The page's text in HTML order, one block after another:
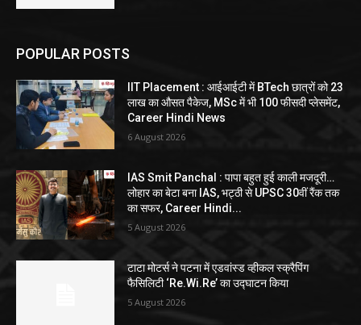
POPULAR POSTS
IIT Placement : आईआईटी में BTech छात्रों को 23
लाख का औसत पैकेज, MSc में भी 100 फीसदी प्लेसमेंट,
Career Hindi News
6 August 2026
IAS Smit Panchal : पापा बहुत हुई काली मजदूरी…
लोहार का बेटा बना IAS, भट्ठी से UPSC 30वीं रैंक तक
का सफर, Career Hindi...
5 August 2026
टाटा मोटर्स ने पटना में एडवांस्ड व्हीकल स्क्रैपिंग
फैसिलिटी ‘Re.Wi.Re’ का उद्घाटन किया
5 August 2026